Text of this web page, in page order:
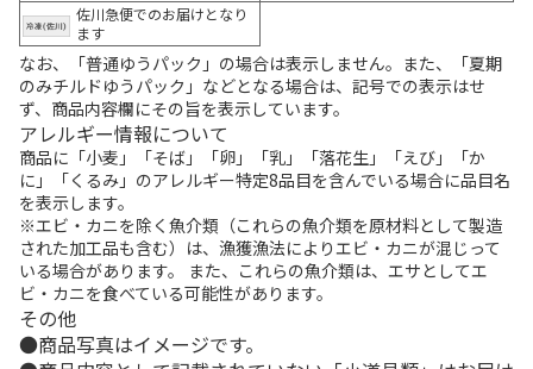
佐川急便でのお届けとなり
ます
なお、「普通ゆうパック」の場合は表示しません。また、「夏期
のみチルドゆうパック」などとなる場合は、記号での表示はせ
ず、商品内容欄にその旨を表示しています。
アレルギー情報について
商品に「小麦」「そば」「卵」「乳」「落花生」「えび」「か
に」「くるみ」のアレルギー特定8品目を含んでいる場合に品目名
を表示します。
※エビ・カニを除く魚介類（これらの魚介類を原材料として製造
された加工品も含む）は、漁獲漁法によりエビ・カニが混じって
いる場合があります。 また、これらの魚介類は、エサとしてエ
ビ・カニを食べている可能性があります。
その他
商品写真はイメージです。